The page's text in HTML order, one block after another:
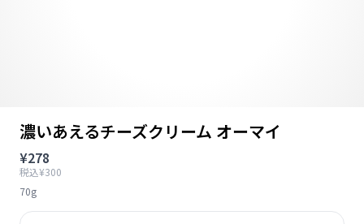
濃いあえるチーズクリーム オーマイ
¥278
税込¥300
70g